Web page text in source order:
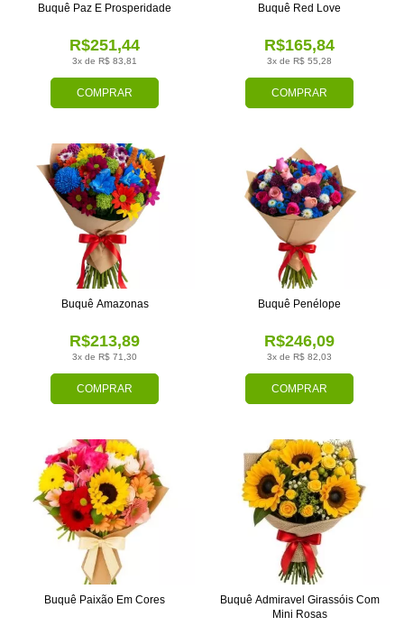
COMPRAR
3x de R$ 83,81
R$251,44
Buquê Paz E Prosperidade
COMPRAR
3x de R$ 55,28
R$165,84
Buquê Red Love
COMPRAR
3x de R$ 71,30
R$213,89
Buquê Amazonas
COMPRAR
3x de R$ 82,03
R$246,09
Buquê Penélope
Buquê Paixão Em Cores
Buquê Admiravel Girassóis Com
Mini Rosas